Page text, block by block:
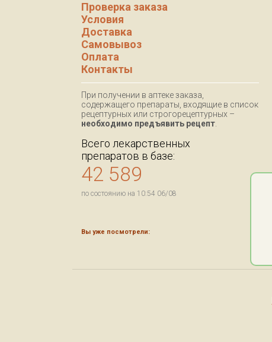
Проверка заказа
Условия
Доставка
Самовывоз
Оплата
Контакты
При получении в аптеке заказа,
содержащего препараты, входящие в список
рецептурных или строгорецептурных –
необходимо предъявить рецепт
Всего лекарственных
препаратов в базе:
42 589
по состоянию на 10:54 06/08
Вы уже посмотрели: